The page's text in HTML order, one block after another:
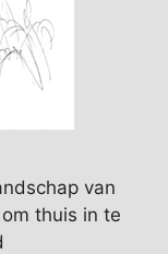
van
thuis in te